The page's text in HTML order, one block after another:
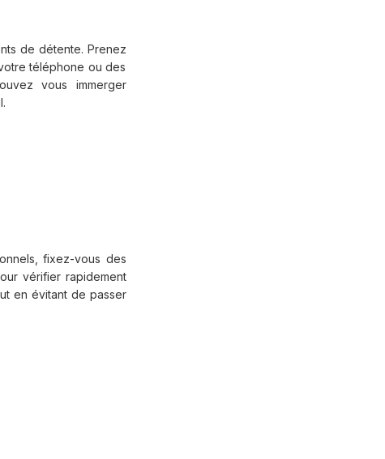
de détente. Prenez
téléphone ou des
vous immerger
fixez-vous des
vérifier rapidement
en évitant de passer